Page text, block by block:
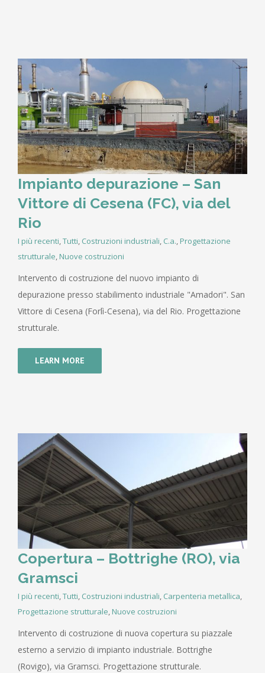
Impianto depurazione – San
Vittore di Cesena (FC), via del
Rio
I più recenti,Tutti, Costruzioni industriali, C.a., Progettazione
strutturale, Nuove costruzioni
Intervento di costruzione del nuovo impianto di
depurazione presso stabilimento industriale "Amadori". San
Vittore di Cesena (Forlì-Cesena), via del Rio. Progettazione
strutturale.
LEARN MORE
Copertura – Bottrighe (RO), via
Gramsci
I più recenti,Tutti, Costruzioni industriali, Carpenteria metallica,
Progettazione strutturale, Nuove costruzioni
Intervento di costruzione di nuova copertura su piazzale
esterno a servizio di impianto industriale. Bottrighe
(Rovigo), via Gramsci. Progettazione strutturale.